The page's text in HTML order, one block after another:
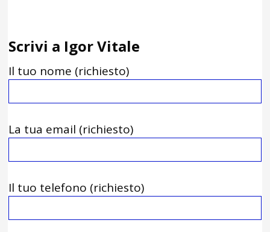
Scrivi a Igor Vitale
Il tuo nome (richiesto)
La tua email (richiesto)
Il tuo telefono (richiesto)